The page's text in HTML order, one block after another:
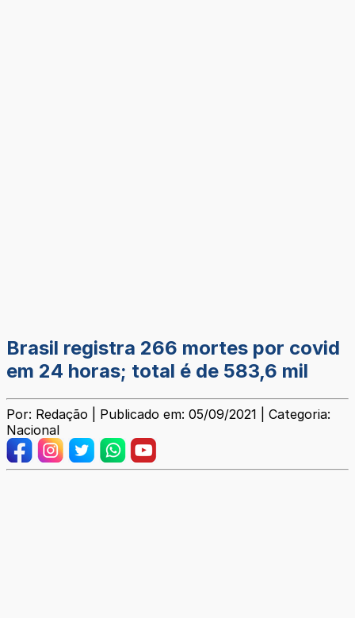
Brasil registra 266 mortes por covid
em 24 horas; total é de 583,6 mil
Por: Redação | Publicado em: 05/09/2021 | Categoria:
Nacional